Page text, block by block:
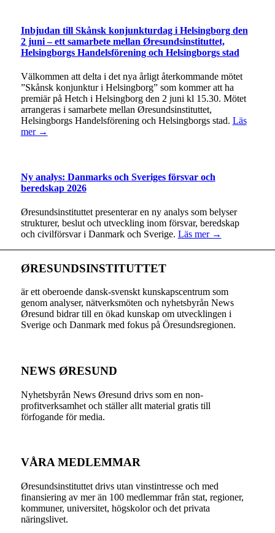
Inbjudan till Skånsk konjunkturdag i Helsingborg den
2 juni – ett samarbete mellan Øresundsinstituttet,
Helsingborgs Handelsförening och Helsingborgs stad
Välkommen att delta i det nya årligt återkommande mötet
”Skånsk konjunktur i Helsingborg” som kommer att ha
premiär på Hetch i Helsingborg den 2 juni kl 15.30. Mötet
arrangeras i samarbete mellan Øresundsinstituttet,
Helsingborgs Handelsförening och Helsingborgs stad. Läs
mer →
Ny analys: Danmarks och Sveriges försvar och
beredskap 2026
Øresundsinstituttet presenterar en ny analys som belyser
strukturer, beslut och utveckling inom försvar, beredskap
och civilförsvar i Danmark och Sverige. Läs mer →
ØRESUNDSINSTITUTTET
är ett oberoende dansk-svenskt kunskapscentrum som
genom analyser, nätverksmöten och nyhetsbyrån News
Øresund bidrar till en ökad kunskap om utvecklingen i
Sverige och Danmark med fokus på Öresundsregionen.
NEWS ØRESUND
Nyhetsbyrån News Øresund drivs som en non-
profitverksamhet och ställer allt material gratis till
förfogande för media.
VÅRA MEDLEMMAR
Øresundsinstituttet drivs utan vinst­intresse och med
finansiering av mer än 100 medlemmar från stat, regioner,
kommuner, universitet, högskolor och det privata
näringslivet.